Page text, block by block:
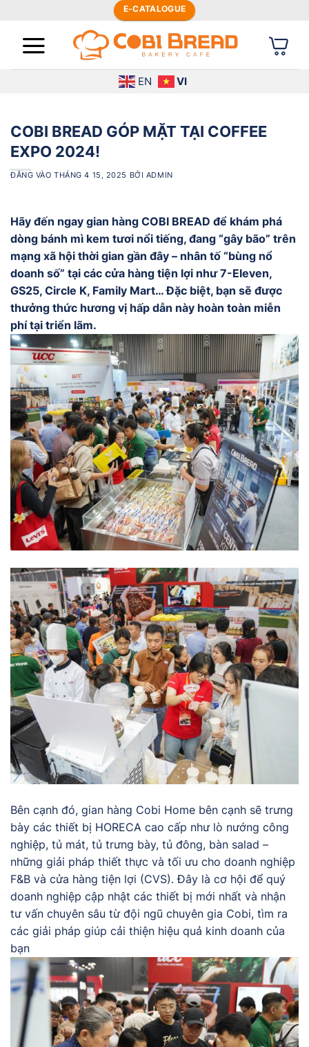
E-CATALOGUE
EN VI
COBI BREAD GÓP MẶT TẠI COFFEE
EXPO 2024!
ĐĂNG VÀOTHÁNG 4 15, 2025 BỞI ADMIN
Hãy đến ngay gian hàng COBI BREAD để khám phá
dòng bánh mì kem tươi nổi tiếng, đang “gây bão” trên
mạng xã hội thời gian gần đây – nhân tố “bùng nổ
doanh số” tại các cửa hàng tiện lợi như 7-Eleven,
GS25, Circle K, Family Mart… Đặc biệt, bạn sẽ được
thưởng thức hương vị hấp dẫn này hoàn toàn miễn
phí tại triển lãm.
Bên cạnh đó, gian hàng Cobi Home bên cạnh sẽ trưng
bày các thiết bị HORECA cao cấp như lò nướng công
nghiệp, tủ mát, tủ trưng bày, tủ đông, bàn salad –
những giải pháp thiết thực và tối ưu cho doanh nghiệp
F&B và cửa hàng tiện lợi (CVS). Đây là cơ hội để quý
doanh nghiệp cập nhật các thiết bị mới nhất và nhận
tư vấn chuyên sâu từ đội ngũ chuyên gia Cobi, tìm ra
các giải pháp giúp cải thiện hiệu quả kinh doanh của
bạn